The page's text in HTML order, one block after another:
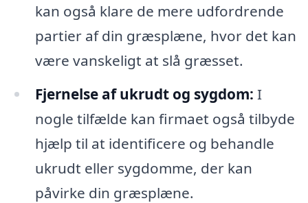
kan også klare de mere udfordrende
partier af din græsplæne, hvor det kan
være vanskeligt at slå græsset.
Fjernelse af ukrudt og sygdom: I
nogle tilfælde kan firmaet også tilbyde
hjælp til at identificere og behandle
ukrudt eller sygdomme, der kan
påvirke din græsplæne.